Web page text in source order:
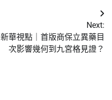
Next:
新華視點｜首版商保立異藥目
次影響幾何到九宮格見證？